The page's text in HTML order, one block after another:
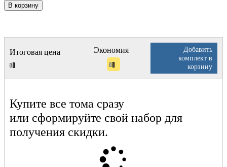
В корзину
Итоговая цена Экономия
Добавить
комплект в
корзину
Купите все тома сразу
или сформируйте свой набор для
получения скидки.